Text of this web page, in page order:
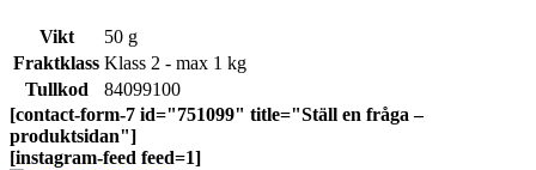
Vikt
50 g
Fraktklass Klass 2 - max 1 kg
Tullkod
84099100
[contact-form-7 id="751099" title="Ställ en fråga –
produktsidan"]
[instagram-feed feed=1]